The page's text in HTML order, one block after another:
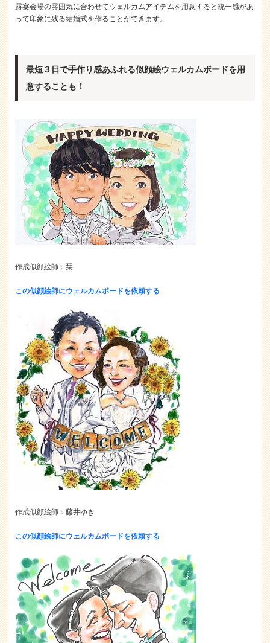
露宴会場の雰囲気に合わせてウェルカムアイテムを用意すると統一感があ
って印象に残る結婚式を作ることができます。
最短３日で手作り感あふれる似顔絵ウェルカムボードを用
意することも！
作成似顔絵師：栞
この似顔絵師にウェルカムボードを依頼する
作成似顔絵師：藤井ゆき
この似顔絵師にウェルカムボードを依頼する